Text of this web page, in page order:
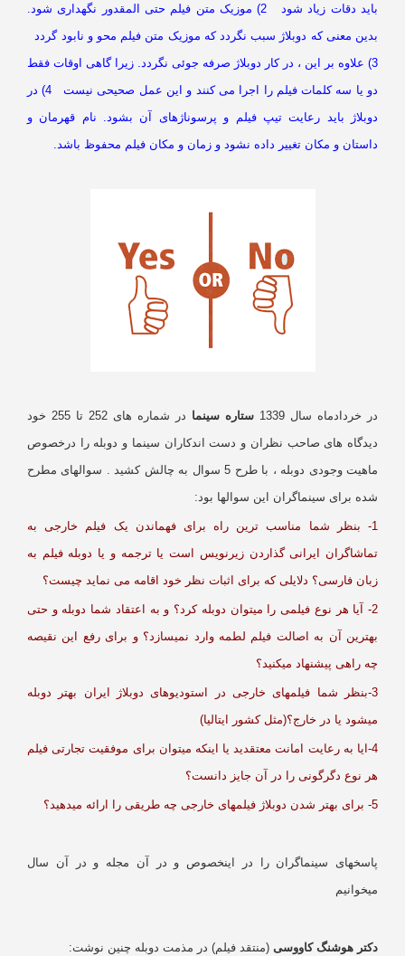
باید دقات زیاد شود 2) موزیک متن فیلم حتی المقدور نگهداری شود.
معنی که دوبلاژ سبب نگردد که موزیک متن فیلم محو و نابود گردد
3) علاوه بر این ، در کار دوبلاژ صرفه جوئی نگردد. زیرا گاهی اوقات فقط
دو یا سه کلمات فیلم را اجرا می کنند و این عمل صحیحی نیست 4) در
باید رعایت تیپ فیلم و پرسوناژهای آن بشود. نام قهرمان و
و مکان تغییر داده نشود و زمان و مکان فیلم محفوظ باشد.
خردادماه سال 1339 ستاره سینما
در شماره های 252 تا 255 خود
های صاحب نظران و دست اندکاران سینما و دوبله را درخصوص
ماهیت وجودی دوبله ، با طرح 5 سوال به چالش کشید . سوالهای مطرح
برای سینماگران این سوالها بود:
1- بنظر شما مناسب ترین راه برای فهماندن یک فیلم خارجی به
ایرانی گذاردن زیرنویس است یا ترجمه و یا دوبله فیلم به
فارسی؟ دلایلی که برای اثبات نظر خود اقامه می نماید چیست؟
2- آیا هر نوع فیلمی را میتوان دوبله کرد؟ و به اعتقاد شما دوبله و حتی
آن به اصالت فیلم لطمه وارد نمیسازد؟ و برای رفع این نقیصه
راهی پیشنهاد میکنید؟
3-بنظر شما فیلمهای خارجی در استودیوهای دوبلاژ ایران بهتر دوبله
یا در خارج؟(مثل کشور ایتالیا)
4-ایا به رعایت امانت معتقدید یا اینکه میتوان برای موفقیت تجارتی فیلم
نوع دگرگونی را در آن جایز دانست؟
سینماگران را در اینخصوص و در آن مجله و در آن سال
هوشنگ کاووسی(منتقد فیلم) در مذمت دوبله چنین نوشت: